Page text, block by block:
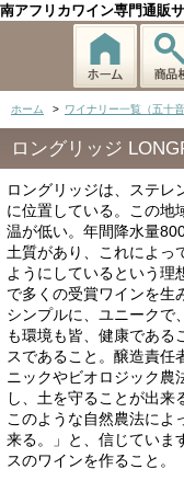
南アフリカワイン専門通販
ホーム > ワイナリー一覧（五十音
ロングリッジ
ロングリッジは、ステレ
に位置している。この地
温が低い。年間降水量
土質があり、これによっ
ようにしているという理
で多くの受賞ワインを生
シンプルに、ユニークで
も環境も皆、健康である
スであること。醸造責任
ニックやビオロジック農
し、土を守ることが出来
このような自然農法によ
来る。」と、信じていま
スのワインを作ること。